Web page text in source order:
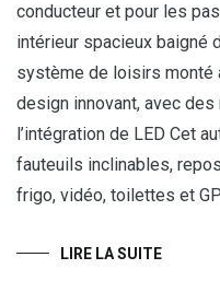
conducteur et pour les
intérieur spacieux baigné
système de loisirs monté
design innovant, avec
l’intégration de LED Cet
fauteuils inclinables,
frigo, vidéo, toilettes et
LIRE LA SUITE